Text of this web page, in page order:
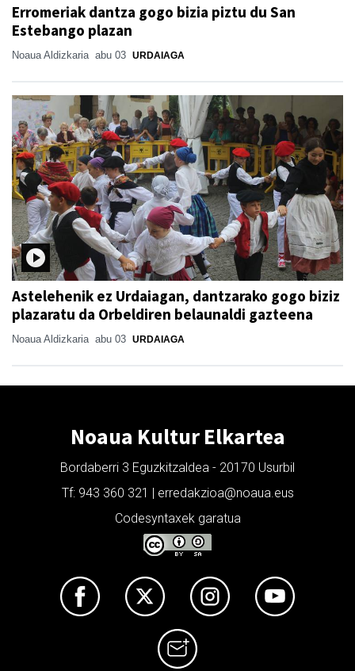
Erromeriak dantza gogo bizia piztu du San
Estebango plazan
Noaua Aldizkaria abu 03 URDAIAGA
Astelehenik ez Urdaiagan, dantzarako gogo biziz
plazaratu da Orbeldiren belaunaldi gazteena
Noaua Aldizkaria abu 03 URDAIAGA
Noaua Kultur Elkartea
Bordaberri 3 Eguzkitzaldea - 20170 Usurbil
Tf: 943 360 321 | erredakzioa@noaua.eus
Codesyntaxek garatua